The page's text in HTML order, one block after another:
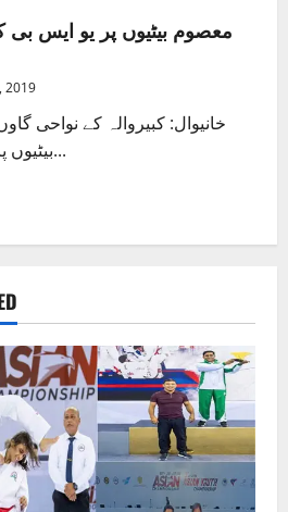
معصوم بیٹیوں پر یو ایس بی
2019
خانیوال: کبیروالہ کے نواحی
بیٹیوں پر تشدد، ملزم اپنی 5 اور...